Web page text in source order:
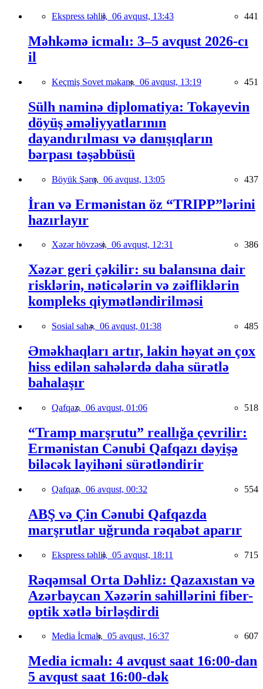
Ekspress təhlil, 06 avqust, 13:43 441
Məhkəmə icmalı: 3–5 avqust 2026-cı
il
Keçmiş Sovet məkanı, 06 avqust, 13:19 451
Sülh naminə diplomatiya: Tokayevin
döyüş əməliyyatlarının
dayandırılması və danışıqların
bərpası təşəbbüsü
Böyük Şərq, 06 avqust, 13:05 437
İran və Ermənistan öz “TRIPP”lərini
hazırlayır
Xəzər hövzəsi, 06 avqust, 12:31 386
Xəzər geri çəkilir: su balansına dair
risklərin, nəticələrin və zəifliklərin
kompleks qiymətləndirilməsi
Sosial sahə, 06 avqust, 01:38 485
Əməkhaqları artır, lakin həyat ən çox
hiss edilən sahələrdə daha sürətlə
bahalaşır
Qafqaz, 06 avqust, 01:06 518
“Tramp marşrutu” reallığa çevrilir:
Ermənistan Cənubi Qafqazı dəyişə
biləcək layihəni sürətləndirir
Qafqaz, 06 avqust, 00:32 554
ABŞ və Çin Cənubi Qafqazda
marşrutlar uğrunda rəqabət aparır
Ekspress təhlil, 05 avqust, 18:11 715
Rəqəmsal Orta Dəhliz: Qazaxıstan və
Azərbaycan Xəzərin sahillərini fiber-
optik xətlə birləşdirdi
Media İcmalı, 05 avqust, 16:37 607
Media icmalı: 4 avqust saat 16:00-dan
5 avqust saat 16:00-dək